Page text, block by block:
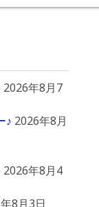
2026年8月7
♪ 2026年8月
2026年8月4
8月3日